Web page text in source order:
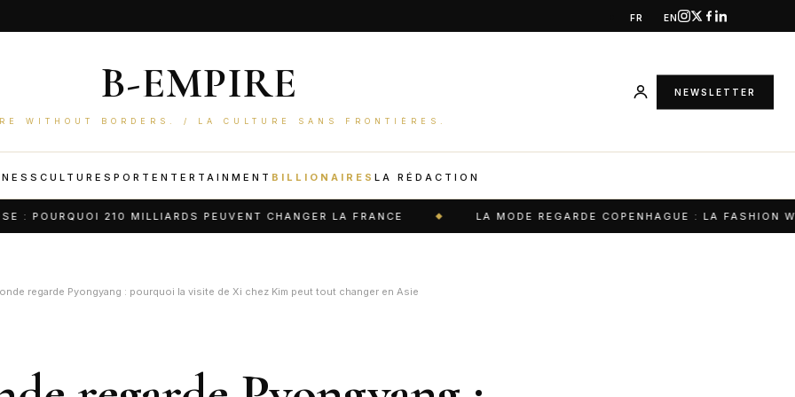
FR EN
B-EMPIRE
WITHOUT BORDERS. / LA CULTURE SANS FRONTIÈRES.
NEWSLETTER
CULTURE SPORT ENTERTAINMENT BILLIONAIRES LA RÉDACTION
210 MILLIARDS PEUVENT CHANGER LA FRANCE LA MODE REGARDE COPENHAGUE : LA FASHION WEEK
regarde Pyongyang : pourquoi la visite de Xi chez Kim peut tout changer en Asie